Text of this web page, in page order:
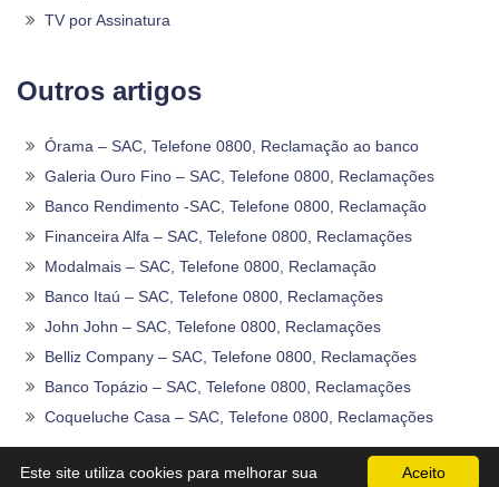
TV por Assinatura
Outros artigos
Órama – SAC, Telefone 0800, Reclamação ao banco
Galeria Ouro Fino – SAC, Telefone 0800, Reclamações
Banco Rendimento -SAC, Telefone 0800, Reclamação
Financeira Alfa – SAC, Telefone 0800, Reclamações
Modalmais – SAC, Telefone 0800, Reclamação
Banco Itaú – SAC, Telefone 0800, Reclamações
John John – SAC, Telefone 0800, Reclamações
Belliz Company – SAC, Telefone 0800, Reclamações
Banco Topázio – SAC, Telefone 0800, Reclamações
Coqueluche Casa – SAC, Telefone 0800, Reclamações
Aceito
Este site utiliza cookies para melhorar sua